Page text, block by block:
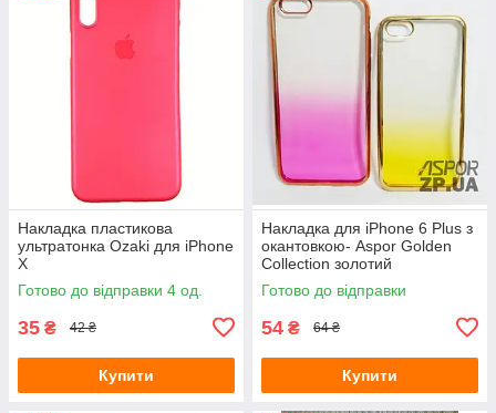
Накладка пластикова
ультратонка Ozaki для iPhone
X
Готово до відправки 4 од.
35 ₴ 42 ₴
Купити
Накладка для iPhone 6 Plus з
окантовкою- Aspor Golden
Collection золотий
Готово до відправки
54 ₴ 64 ₴
Купити